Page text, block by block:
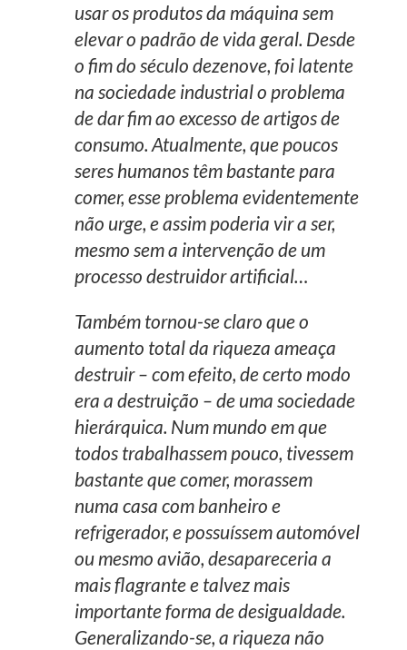
usar os produtos da máquina sem
elevar o padrão de vida geral. Desde
o fim do século dezenove, foi latente
na sociedade industrial o problema
de dar fim ao excesso de artigos de
consumo. Atualmente, que poucos
seres humanos têm bastante para
comer, esse problema evidentemente
não urge, e assim poderia vir a ser,
mesmo sem a intervenção de um
processo destruidor artificial…
Também tornou-se claro que o
aumento total da riqueza ameaça
destruir – com efeito, de certo modo
era a destruição – de uma sociedade
hierárquica. Num mundo em que
todos trabalhassem pouco, tivessem
bastante que comer, morassem
numa casa com banheiro e
refrigerador, e possuíssem automóvel
ou mesmo avião, desapareceria a
mais flagrante e talvez mais
importante forma de desigualdade.
Generalizando-se, a riqueza não